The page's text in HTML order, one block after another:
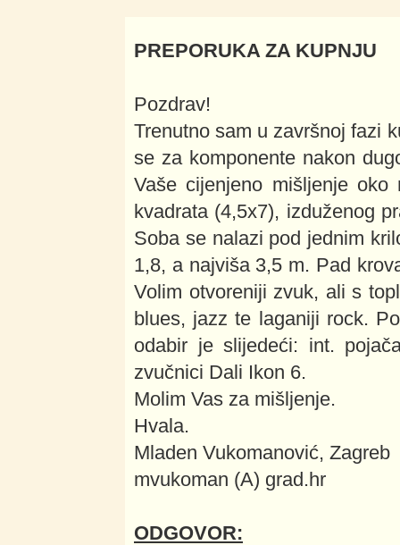
PREPORUKA ZA KUPNJU
Pozdrav!
Trenutno sam u završnoj fazi
se za komponente nakon
Vaše cijenjeno mišljenje
kvadrata (4,5x7), izduženog
Soba se nalazi pod jednim
1,8, a najviša 3,5 m. Pad
Volim otvoreniji zvuk, ali s
blues, jazz te laganiji rock.
odabir je slijedeći: int.
zvučnici Dali Ikon 6.
Molim Vas za mišljenje.
Hvala.
Mladen Vukomanović, Zagreb
mvukoman (A) grad.hr
ODGOVOR: